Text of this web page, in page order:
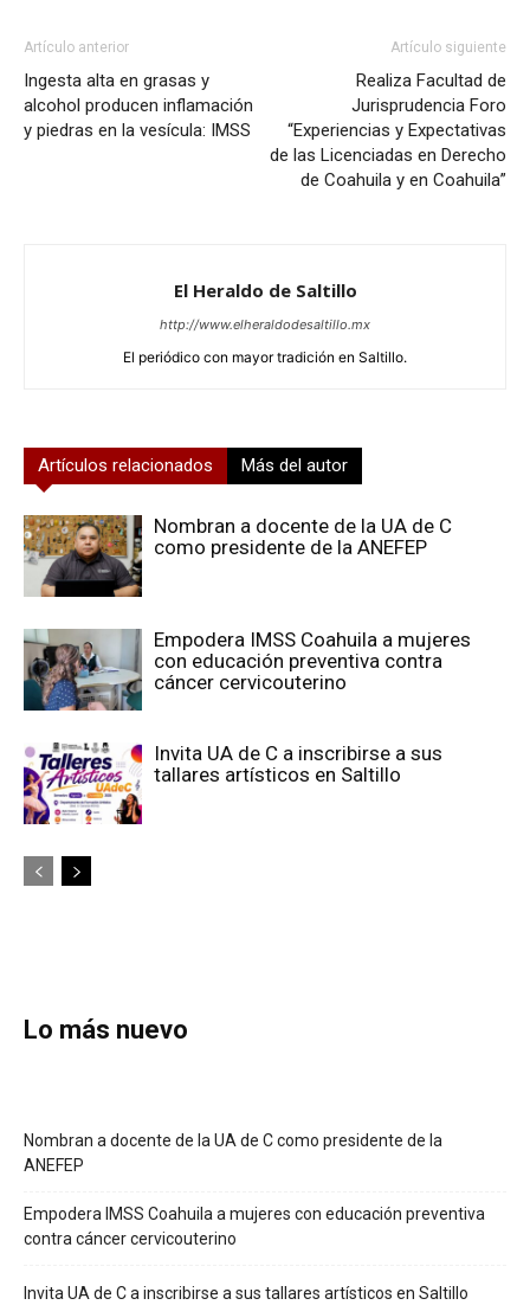
Artículo anterior
Ingesta alta en grasas y
alcohol producen inflamación
y piedras en la vesícula: IMSS
Artículo siguiente
Realiza Facultad de
Jurisprudencia Foro
“Experiencias y Expectativas
de las Licenciadas en Derecho
de Coahuila y en Coahuila”
El Heraldo de Saltillo
http://www.elheraldodesaltillo.mx
El periódico con mayor tradición en Saltillo.
Artículos relacionados Más del autor
Nombran a docente de la UA de C
como presidente de la ANEFEP
Empodera IMSS Coahuila a mujeres
con educación preventiva contra
cáncer cervicouterino
Invita UA de C a inscribirse a sus
tallares artísticos en Saltillo
Lo más nuevo
Nombran a docente de la UA de C como presidente de la
ANEFEP
Empodera IMSS Coahuila a mujeres con educación preventiva
contra cáncer cervicouterino
Invita UA de C a inscribirse a sus tallares artísticos en Saltillo